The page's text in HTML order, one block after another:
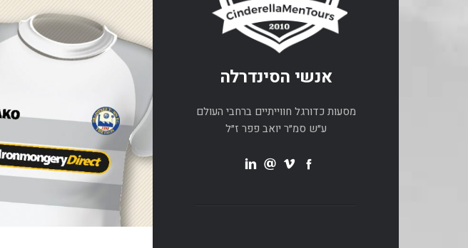
אנשי הסינדרלה
מסעות כדורגל חווייתיים ברחבי העולם
ע״ש סמ״ר יואב פפר ז״ל